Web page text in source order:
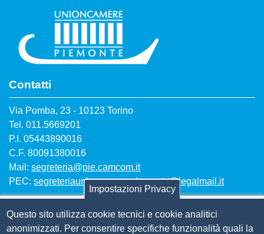
Contatti
Via Pomba, 23 - 10123 Torino
Tel. 011.5669201
P.I. 05443890016
C.F. 80091380016
Mail: segreteria@pie.camcom.it
PEC: segreteriaunioncamerepiemonte@legalmail.it
Amm. trasparente
Impostazioni Privacy
Questo sito utilizza cookie tecnici e cookie analitici
anonimizzati. Per consentire specifiche funzionalità quali la